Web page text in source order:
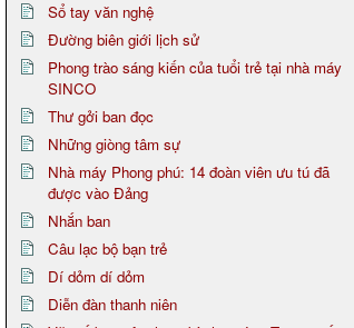
Sổ tay văn nghệ
Đường biên giới lịch sử
Phong trào sáng kiến của tuổi trẻ tại nhà máy
SINCO
Thư gởi ban đọc
Những giòng tâm sự
Nhà máy Phong phú: 14 đoàn viên ưu tú đã
được vào Đảng
Nhắn ban
Câu lạc bộ bạn trẻ
Dí dỏm dí dỏm
Diễn đàn thanh niên
Page 7